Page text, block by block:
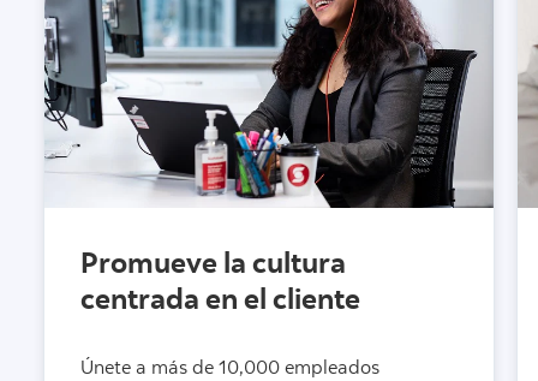
Promueve la cultura
centrada en el cliente
Únete a más de 10,000 empleados